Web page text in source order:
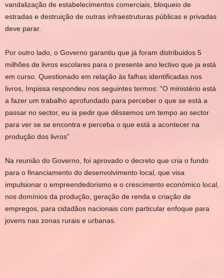
vandalização de estabelecimentos comerciais, bloqueio de
estradas e destruição de outras infraestruturas públicas e privadas
deve parar.
Por outro lado, o Governo garantiu que já foram distribuidos 5
milhões de livros escolares para o presente ano lectivo que ja está
em curso. Questionado em relação às falhas identificadas nos
livros, Impissa respondeu nos seguintes termos: “O ministério está
a fazer um trabalho aprofundado para perceber o que se está a
passar no sector, eu ia pedir que dêssemos um tempo ao sector
para ver se se encontra e perceba o que está a acontecer na
produção dos livros”
Na reunião do Governo, foi aprovado o decreto que cria o fundo
para o financiamento do desenvolvimento local, que visa
impulsionar o empreendedorismo e o crescimento económico local,
nos domínios da produção, geração de renda e criação de
empregos, para cidadãos nacionais com particular enfoque para
jovens nas zonas rurais e urbanas.